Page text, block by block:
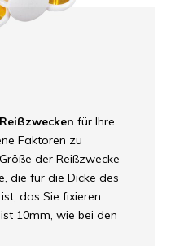
Reißzwecken für Ihre
Faktoren zu
der Reißzwecke
die für die Dicke des
das Sie fixieren
10mm, wie bei den